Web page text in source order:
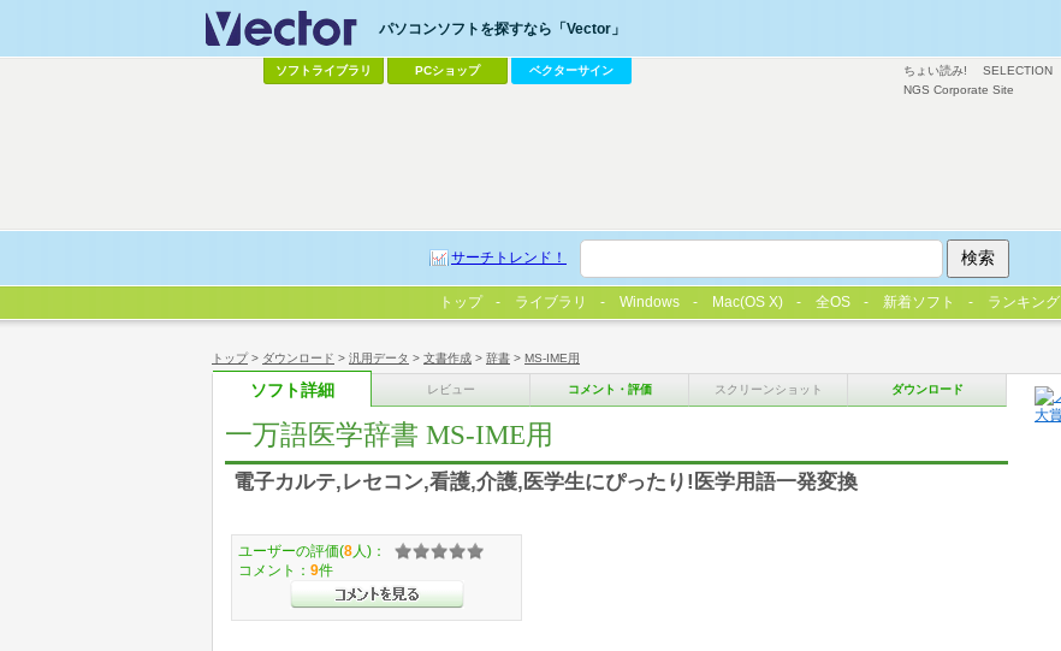
トップ> ダウンロード > 汎用データ > 文書作成 > 辞書 > MS-IME用
ソフト詳細 レビュー コメント・評価 スクリーンショット ダウンロード
一万語医学辞書 MS-IME用
電子カルテ,レセコン,看護,介護,医学生にぴったり!医学用語一発変換
ユーザーの評価(8 人)：
コメント： 9件
ちょい読み! SELECTION
NGS Corporate Site
パソコンソフトを探すなら「Vector」
ソフトライブラリ PCショップ ベクターサイン
サーチトレンド！
トップ ライブラリ Windows Mac(OS X) 全OS 新着ソフト ランキング